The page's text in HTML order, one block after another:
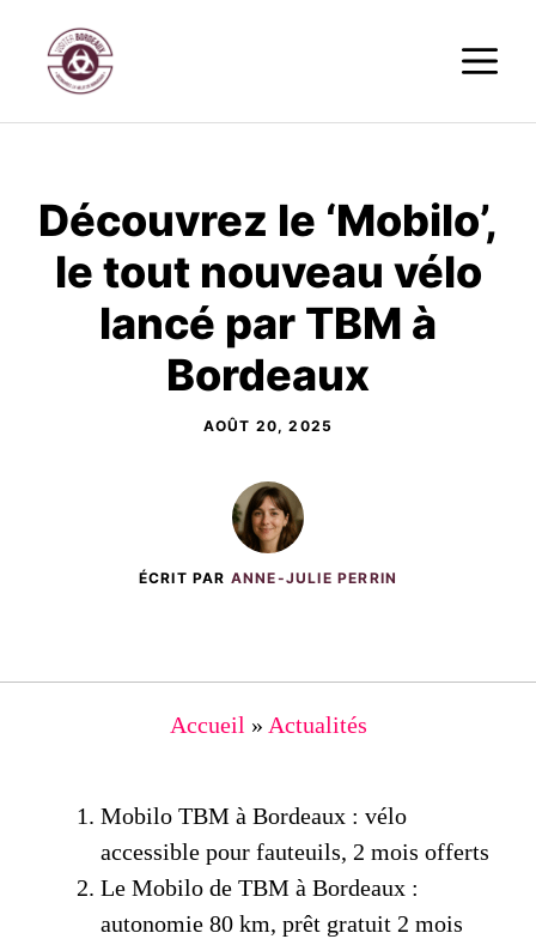
contenu
Découvrez le ‘Mobilo’,
le tout nouveau vélo
lancé par TBM à
Bordeaux
AOÛT 20, 2025
ÉCRIT PAR ANNE-JULIE PERRIN
Accueil » Actualités
Mobilo TBM à Bordeaux : vélo
accessible pour fauteuils, 2 mois offerts
Le Mobilo de TBM à Bordeaux :
autonomie 80 km, prêt gratuit 2 mois